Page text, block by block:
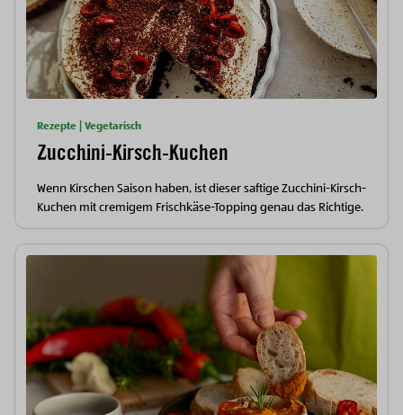
Rezepte | Vegetarisch
Zucchini-Kirsch-Kuchen
Wenn Kirschen Saison haben, ist dieser saftige Zucchini-Kirsch-
Kuchen mit cremigem Frischkäse-Topping genau das Richtige.